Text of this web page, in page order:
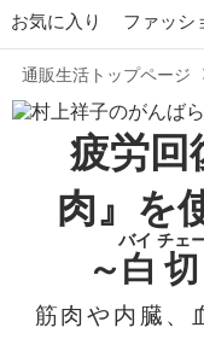
ー
バ
ニ
お気に入り ファッシ
通販生活トップページ
疲労回
肉』を
～ 白
バイ チェ
筋肉や内臓、